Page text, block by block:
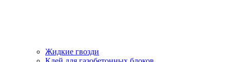
Жидкие гвозди